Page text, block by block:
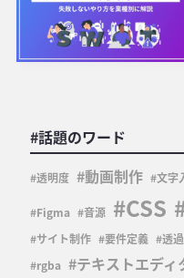
#話題のワード
透明度 動画制作 文字
Figma 音源 CSS
サイト制作 要件定義 透過
rgba
テキストエディ